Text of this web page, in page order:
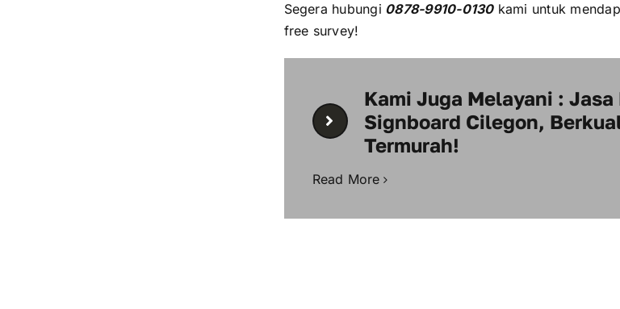
Segera hubungi 0878-9910-0130 kami untuk
free survey!
Kami Juga Melayani : Jasa
Signboard Cilegon,
Termurah!
Read More